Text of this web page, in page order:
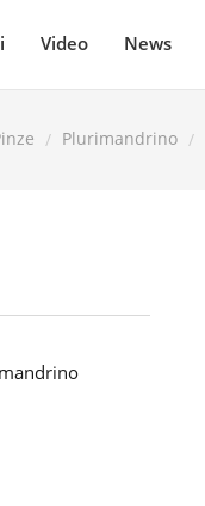
Video News
Plurimandrino